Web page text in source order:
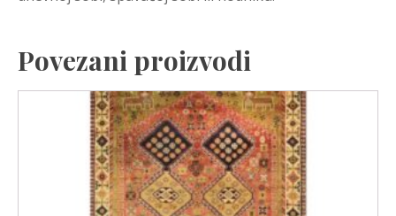
Povezani proizvodi